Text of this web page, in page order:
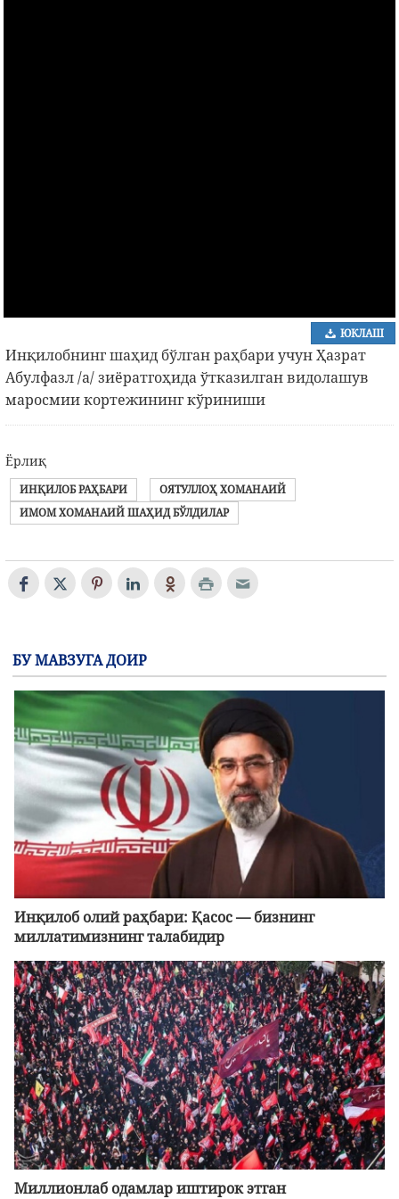
ЮКЛАШ
Инқилобнинг шаҳид бўлган раҳбари учун Ҳазрат
Абулфазл /а/ зиёратгоҳида ўтказилган видолашув
маросмии кортежининг кўриниши
Ёрлиқ
ИНҚИЛОБ РАҲБАРИ
ОЯТУЛЛОҲ ХОМАНАИЙ
ИМОМ ХОМАНАИЙ ШАҲИД БЎЛДИЛАР
БУ МАВЗУГА ДОИР
Инқилоб олий раҳбари: Қасос — бизнинг
миллатимизнинг талабидир
Миллионлаб одамлар иштирок этган